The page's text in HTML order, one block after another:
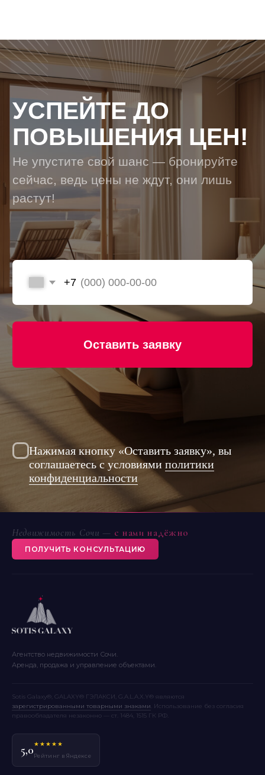
Недвижимость Сочи — с нами надёжно
ПОЛУЧИТЬ КОНСУЛЬТАЦИЮ
Агентство недвижимости Сочи.
Аренда, продажа и управление объектами.
Sotis Galaxy®, GALAXY® ГЭЛАКСИ, G.A.L.A.X.Y® являются
зарегистрированными товарными знаками . Использование без согласия
правообладателя незаконно — ст. 1484, 1515 ГК РФ.
5,0★★★★★
Рейтинг в Яндексе